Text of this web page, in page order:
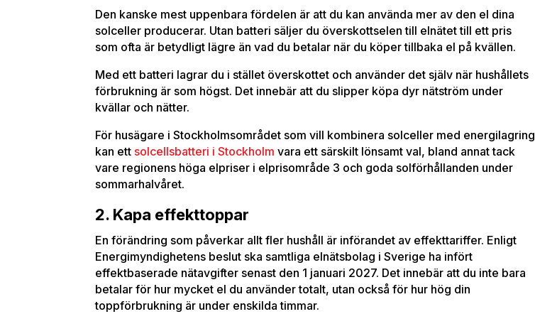
Den kanske mest uppenbara fördelen är att du kan använda mer av den el dina
solceller producerar. Utan batteri säljer du överskottselen till elnätet till ett pris
som ofta är betydligt lägre än vad du betalar när du köper tillbaka el på kvällen.
Med ett batteri lagrar du i stället överskottet och använder det själv när hushållets
förbrukning är som högst. Det innebär att du slipper köpa dyr nätström under
kvällar och nätter.
För husägare i Stockholmsområdet som vill kombinera solceller med energilagring
kan ett solcellsbatteri i Stockholm vara ett särskilt lönsamt val, bland annat tack
vare regionens höga elpriser i elprisområde 3 och goda solförhållanden under
sommarhalvåret.
2. Kapa effekttoppar
En förändring som påverkar allt fler hushåll är införandet av effekttariffer. Enligt
Energimyndighetens beslut ska samtliga elnätsbolag i Sverige ha infört
effektbaserade nätavgifter senast den 1 januari 2027. Det innebär att du inte bara
betalar för hur mycket el du använder totalt, utan också för hur hög din
toppförbrukning är under enskilda timmar.